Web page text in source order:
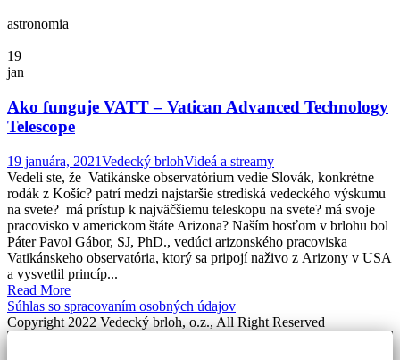
astronomia
19
jan
Ako funguje VATT – Vatican Advanced Technology
Telescope
19 januára, 2021Vedecký brlohVideá a streamy
Vedeli ste, že Vatikánske observatórium vedie Slovák, konkrétne
rodák z Košíc? patrí medzi najstaršie strediská vedeckého výskumu
na svete? má prístup k najväčšiemu teleskopu na svete? má svoje
pracovisko v americkom štáte Arizona? Naším hosťom v brlohu bol
Páter Pavol Gábor, SJ, PhD., vedúci arizonského pracoviska
Vatikánskeho observatória, ktorý sa pripojí naživo z Arizony v USA
a vysvetlil princíp...
Read More
Súhlas so spracovaním osobných údajov
Copyright 2022 Vedecký brloh, o.z., All Right Reserved